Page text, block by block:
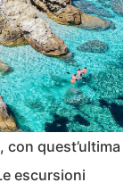
, con quest’ultima
escursioni